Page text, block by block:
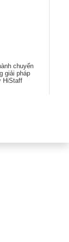
chuyển
giải pháp
HiStaff